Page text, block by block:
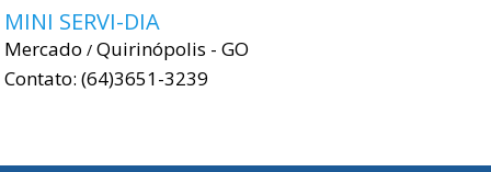
MINI SERVI-DIA
Mercado / Quirinópolis - GO
Contato: (64)3651-3239